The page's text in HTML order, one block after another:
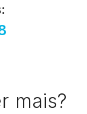
:
mais?